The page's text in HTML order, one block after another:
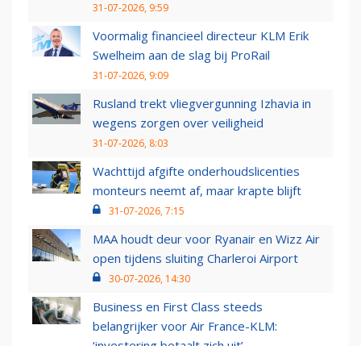
31-07-2026, 9:59
Voormalig financieel directeur KLM Erik
Swelheim aan de slag bij ProRail
31-07-2026, 9:09
Rusland trekt vliegvergunning Izhavia in
wegens zorgen over veiligheid
31-07-2026, 8:03
Wachttijd afgifte onderhoudslicenties
monteurs neemt af, maar krapte blijft
31-07-2026, 7:15
MAA houdt deur voor Ryanair en Wizz Air
open tijdens sluiting Charleroi Airport
30-07-2026, 14:30
Business en First Class steeds
belangrijker voor Air France-KLM: